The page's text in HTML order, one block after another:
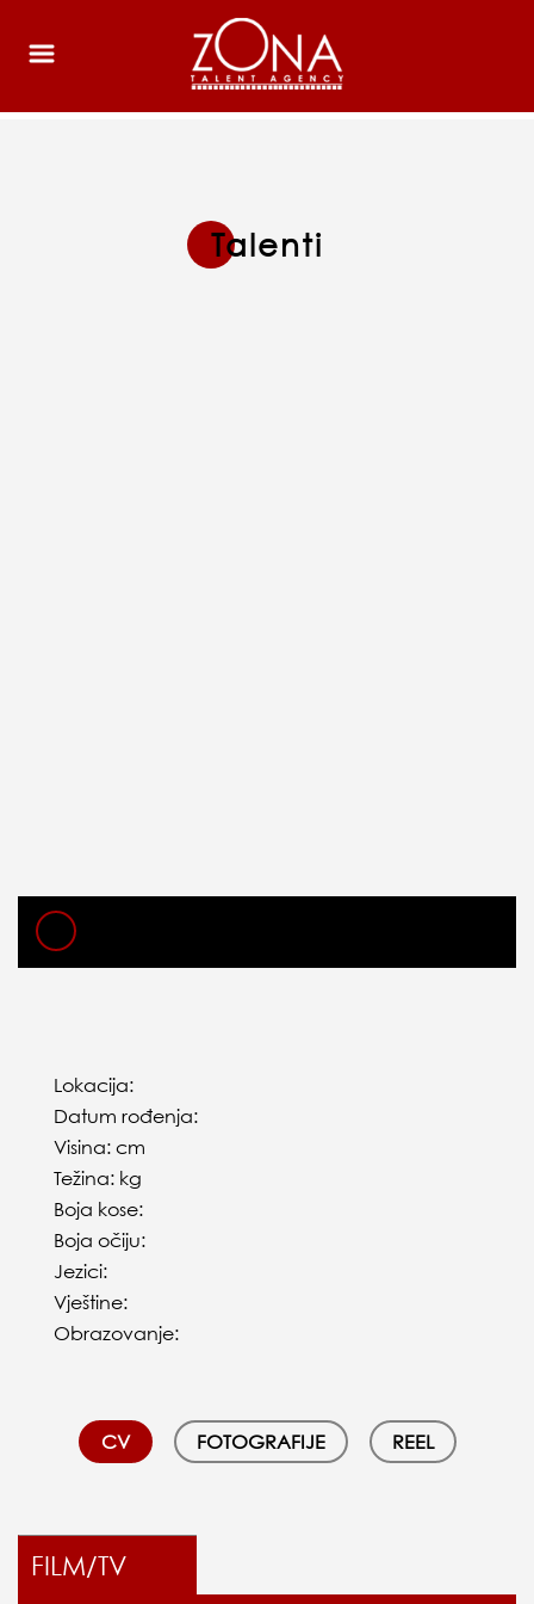
Talenti
Lokacija:
Datum rođenja:
Visina: cm
Težina: kg
Boja kose:
Boja očiju:
Jezici:
Vještine:
Obrazovanje:
CV FOTOGRAFIJE REEL
FILM/TV